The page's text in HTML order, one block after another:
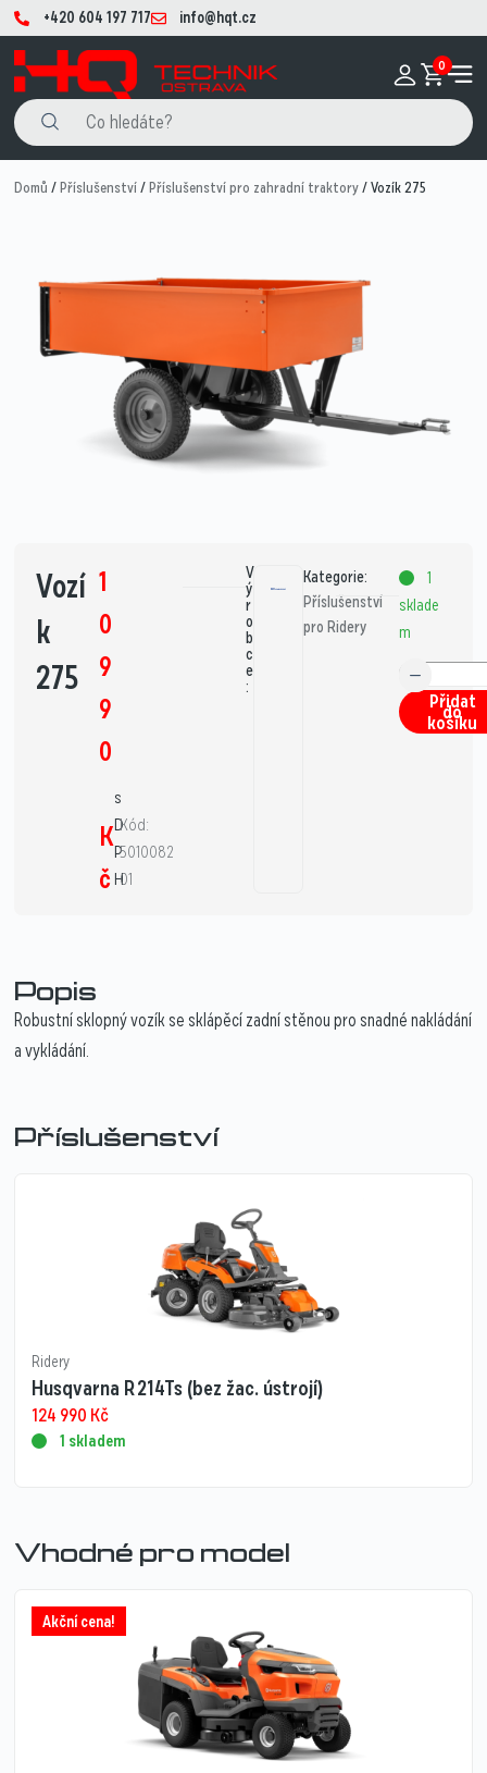
+420 604 197 717 info@hqt.cz
0
Domů /Příslušenství/Příslušenství pro zahradní traktory/ Vozík 275
Vozí
k
275
1
0
9
9
0
K
č
s
D
P
H
Kód:
5010082
01
V
ý
r
o
b
c
e
:
Kategorie:
Příslušenství
pro Ridery
1
sklade
m
Přidat
do
košíku
Popis
Robustní sklopný vozík se sklápěcí zadní stěnou pro snadné nakládání
a vykládání.
Příslušenství
Ridery
Husqvarna R 214Ts (bez žac. ústrojí)
124 990 Kč
1 skladem
Vhodné pro model
Akční cena!